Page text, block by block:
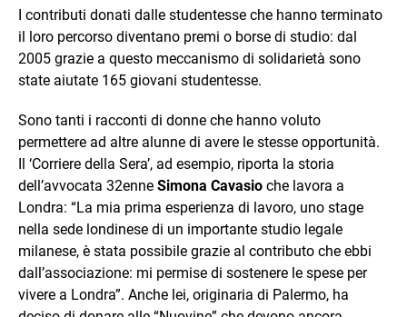
I contributi donati dalle studentesse che hanno terminato
il loro percorso diventano premi o borse di studio: dal
2005 grazie a questo meccanismo di solidarietà sono
state aiutate 165 giovani studentesse.
Sono tanti i racconti di donne che hanno voluto
permettere ad altre alunne di avere le stesse opportunità.
Il ‘Corriere della Sera’, ad esempio, riporta la storia
dell’avvocata 32enne Simona Cavasio che lavora a
Londra: “La mia prima esperienza di lavoro, uno stage
nella sede londinese di un importante studio legale
milanese, è stata possibile grazie al contributo che ebbi
dall’associazione: mi permise di sostenere le spese per
vivere a Londra”. Anche lei, originaria di Palermo, ha